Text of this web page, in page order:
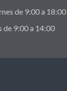
de 9:00 a 18:00
de 9:00 a 14:00